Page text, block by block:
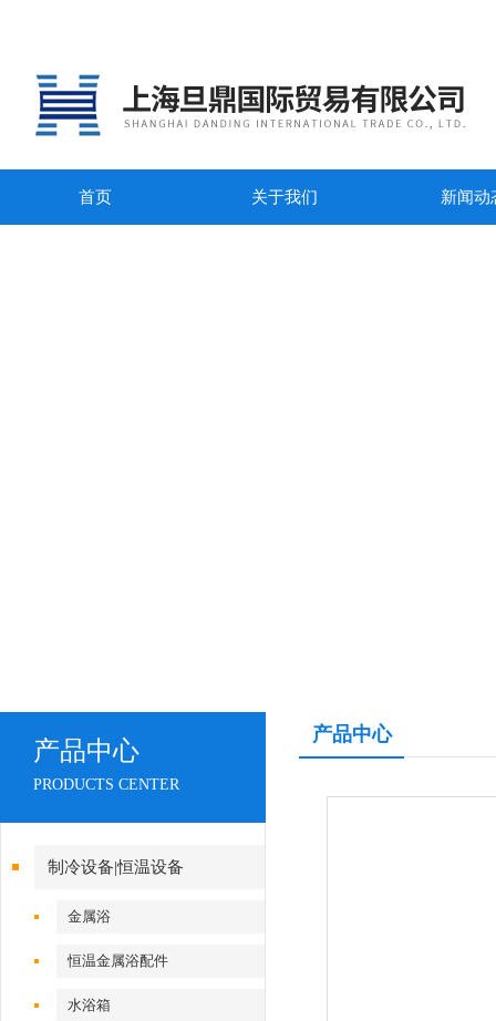
首页 关于我们 新闻动
产品中心
PRODUCTS CENTER
制冷设备|恒温设备
金属浴
恒温金属浴配件
水浴箱
产品中心